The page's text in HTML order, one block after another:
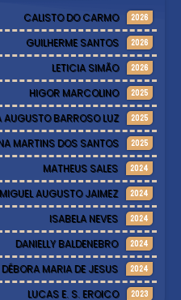
CALISTO DO CARMO 2026
GUILHERME SANTOS 2026
LETICIA SIMÃO 2026
HIGOR MARCOLINO 2025
AUGUSTO BARROSO LUZ 2025
MARTINS DOS SANTOS 2025
MATHEUS SALES 2024
MIGUEL AUGUSTO JAIMEZ 2024
ISABELA NEVES 2024
DANIELLY BALDENEBRO 2024
DÉBORA MARIA DE JESUS 2024
LUCAS E. S. EROICO 2023